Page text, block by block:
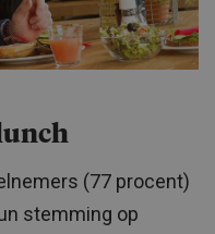
(77 procent)
stemming op